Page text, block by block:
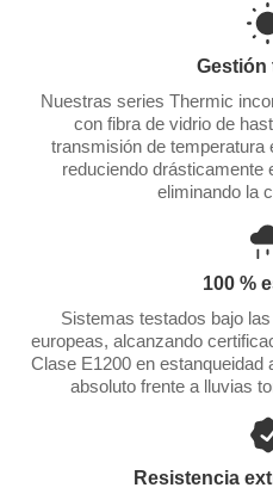
Gestión
Nuestras series Thermic
con fibra de vidrio de
transmisión de temperatura
reduciendo drásticamente
eliminando la
100 %
Sistemas testados bajo
europeas, alcanzando
Clase E1200 en estanqueidad
absoluto frente a lluvias
Resistencia